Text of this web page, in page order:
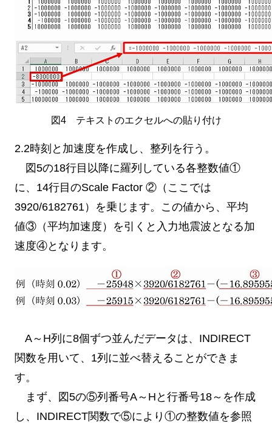
図4 テキストのエクセルへの貼り付け
2.2時刻と加速度を作成し、整列を行う。
図5の18行目以降に羅列している各整数値①
に、14行目のScale Factor ②（ここでは
3920/6182761）を乗じます。この値から、平均
値③（平均加速度）を引くと入力地震波となる加
速度④となります。
A～H列に8個ずつ並んだデータは、INDIRECT
関数を用いて、1列に並べ替えることができま
す。
まず、図5の⑤列番号A～Hと行番号18～を作成
し、INDIRECT関数で⑤により①の整数値を参照